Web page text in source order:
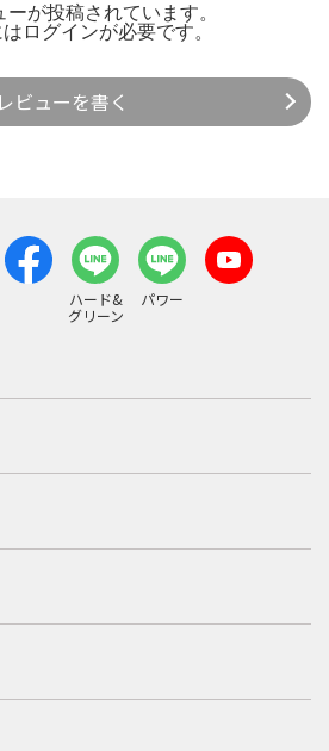
が投稿されています。
ログインが必要です。
レビューを書く
ハード&
グリーン
パワー